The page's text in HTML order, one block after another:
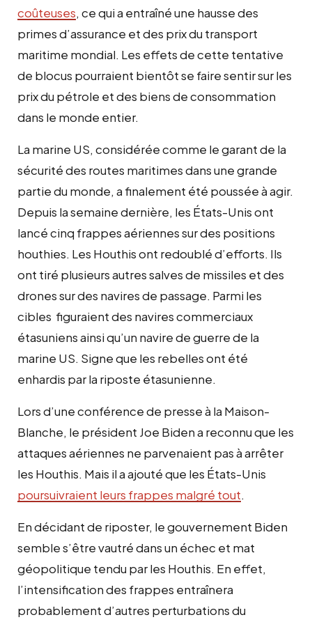
coûteuses, ce qui a entraîné une hausse des
primes d’assurance et des prix du transport
maritime mondial. Les effets de cette tentative
de blocus pourraient bientôt se faire sentir sur les
prix du pétrole et des biens de consommation
dans le monde entier.
La marine US, considérée comme le garant de la
sécurité des routes maritimes dans une grande
partie du monde, a finalement été poussée à agir.
Depuis la semaine dernière, les États-Unis ont
lancé cinq frappes aériennes sur des positions
houthies. Les Houthis ont redoublé d’efforts. Ils
ont tiré plusieurs autres salves de missiles et des
drones sur des navires de passage. Parmi les
cibles figuraient des navires commerciaux
étasuniens ainsi qu’un navire de guerre de la
marine US. Signe que les rebelles ont été
enhardis par la riposte étasunienne.
Lors d’une conférence de presse à la Maison-
Blanche, le président Joe Biden a reconnu que les
attaques aériennes ne parvenaient pas à arrêter
les Houthis. Mais il a ajouté que les États-Unis
poursuivraient leurs frappes malgré tout.
En décidant de riposter, le gouvernement Biden
semble s’être vautré dans un échec et mat
géopolitique tendu par les Houthis. En effet,
l’intensification des frappes entraînera
probablement d’autres perturbations du